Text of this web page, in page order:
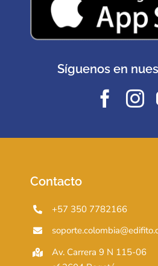
Síguenos en
Contacto
+57 350 7782166
Av. Carrera 9 N 115-06